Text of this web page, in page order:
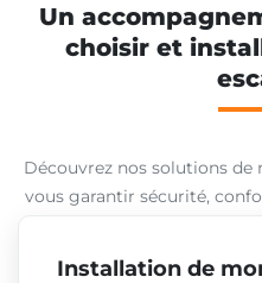
Un
choisir et
Découvrez nos solutions de
vous garantir sécurité,
Installation de